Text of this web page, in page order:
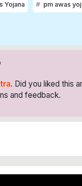
Yojana pm awas
. Did you liked this
and feedback.